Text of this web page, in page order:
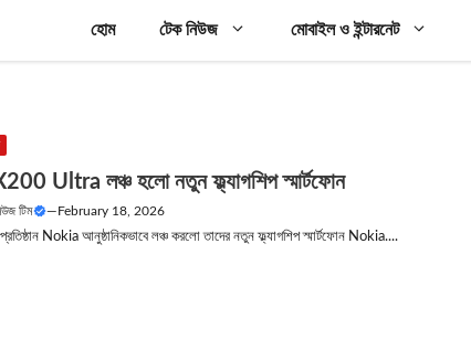
হোম টেক নিউজ মোবাইল ও ইন্টারনেট
Ultra লঞ্চ হলো নতুন ফ্ল্যাগশিপ স্মার্টফোন
টিম —February 18, 2026
Nokia আনুষ্ঠানিকভাবে লঞ্চ করলো তাদের নতুন ফ্ল্যাগশিপ স্মার্টফোন Nokia....